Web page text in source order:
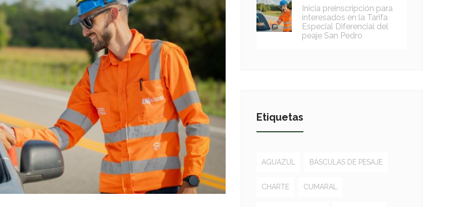
Inicia preinscripción para
interesados en la Tarifa
Especial Diferencial del
peaje San Pedro
Etiquetas
AGUAZUL BÁSCULAS DE PESAJE
CHARTE CUMARAL